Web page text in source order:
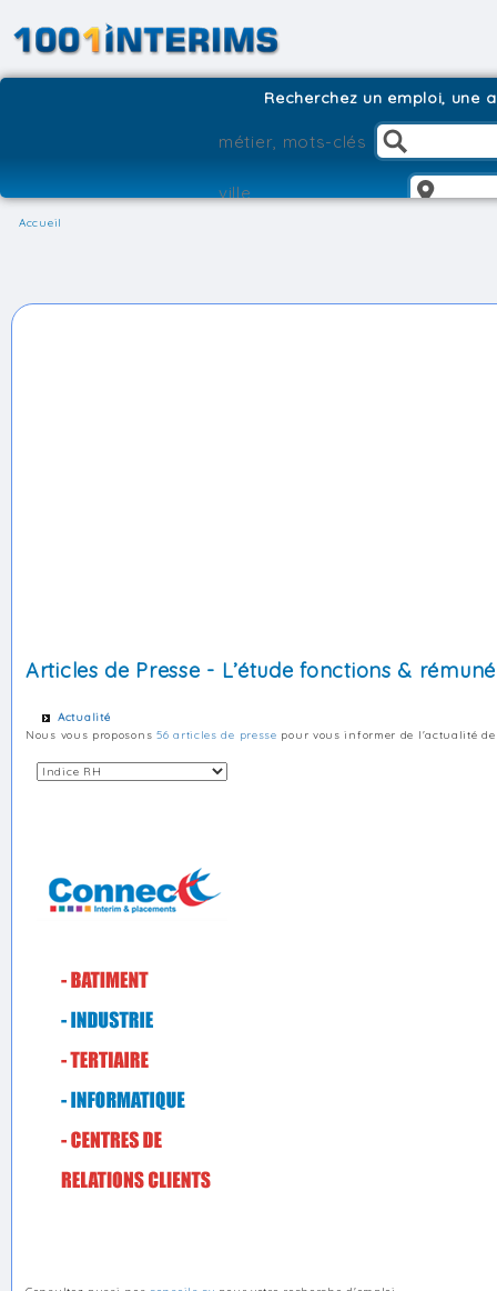
Recherchez un emploi, une
Accueil
Articles de Presse - L’étude fonctions &
Actualité
Nous vous proposons 56 articles de presse pour vous informer de l'actualité